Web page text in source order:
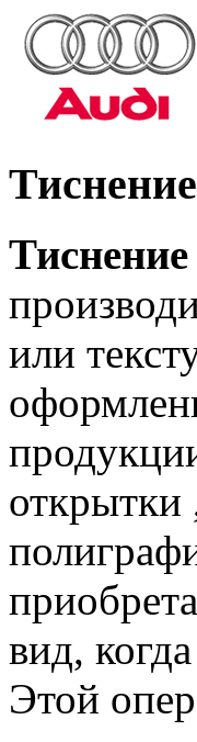
Тиснение
Тиснение
или
открытки
вид,
Этой